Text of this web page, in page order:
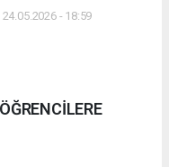
- 18:59